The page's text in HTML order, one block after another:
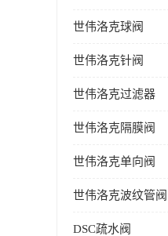
世伟洛克球阀
世伟洛克针阀
世伟洛克过滤器
世伟洛克隔膜阀
世伟洛克单向阀
世伟洛克波纹管阀
DSC疏水阀